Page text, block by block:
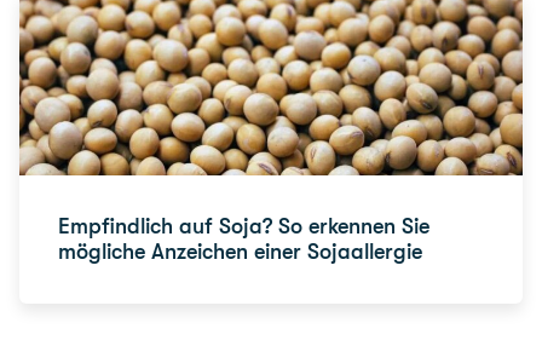
Empfindlich auf Soja? So erkennen Sie
mögliche Anzeichen einer Sojaallergie